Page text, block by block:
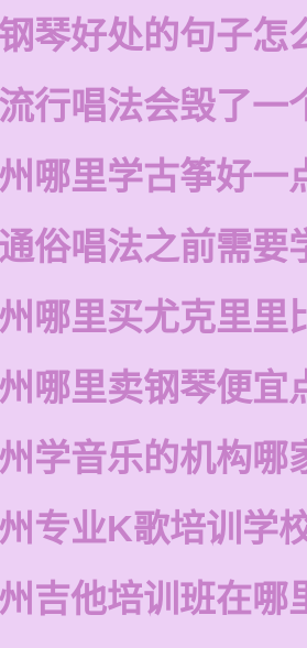
琴好处的句子怎
行唱法会毁了一
哪里学古筝好一
俗唱法之前需要
哪里买尤克里里
哪里卖钢琴便宜
学音乐的机构哪
专业K歌培训学
吉他培训班在哪